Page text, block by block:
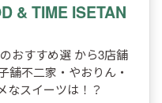
& TIME ISETAN
おすすめ選 から3店舗
舗不二家・やおりん・
なスイーツは！？